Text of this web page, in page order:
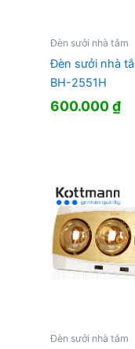
Đèn sưởi nhà tắm
Đèn sưởi nhà
BH-2551H
600.000₫
Đèn sưởi nhà tắm